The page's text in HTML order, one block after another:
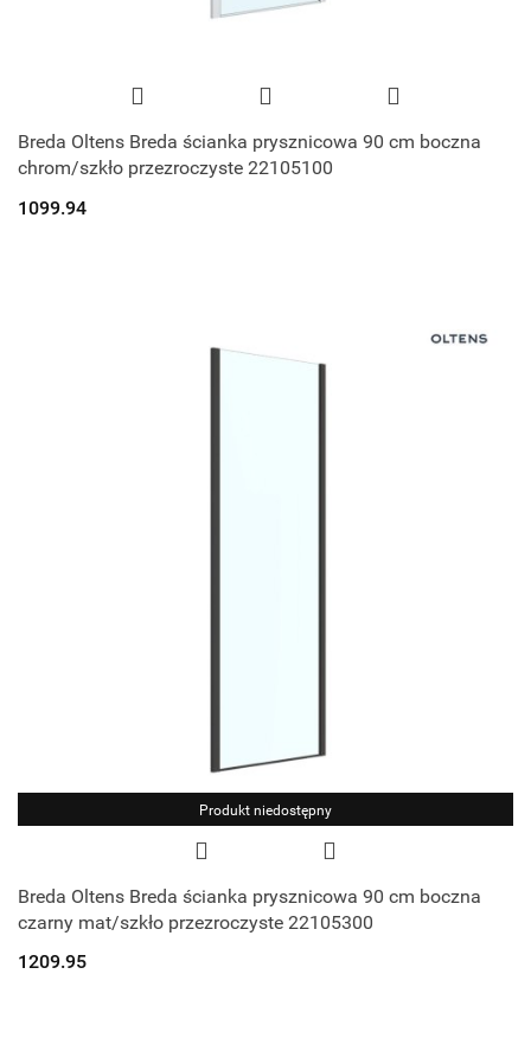
Breda Oltens Breda ścianka prysznicowa 90 cm boczna
chrom/szkło przezroczyste 22105100
1099.94
Produkt niedostępny
Breda Oltens Breda ścianka prysznicowa 90 cm boczna
czarny mat/szkło przezroczyste 22105300
1209.95